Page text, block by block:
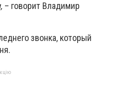
– говорит Владимир
звонка, который